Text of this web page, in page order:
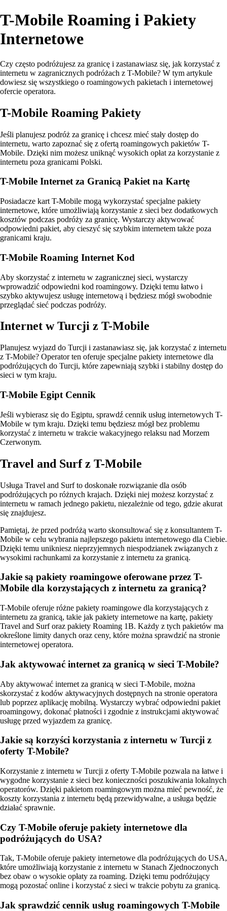
T-Mobile Roaming i Pakiety
Internetowe
Czy często podróżujesz za granicę i zastanawiasz się, jak korzystać z
internetu w zagranicznych podróżach z T-Mobile? W tym artykule
dowiesz się wszystkiego o roamingowych pakietach i internetowej
ofercie operatora.
T-Mobile Roaming Pakiety
Jeśli planujesz podróż za granicę i chcesz mieć stały dostęp do
internetu, warto zapoznać się z ofertą roamingowych pakietów T-
Mobile. Dzięki nim możesz uniknąć wysokich opłat za korzystanie z
internetu poza granicami Polski.
T-Mobile Internet za Granicą Pakiet na Kartę
Posiadacze kart T-Mobile mogą wykorzystać specjalne pakiety
internetowe, które umożliwiają korzystanie z sieci bez dodatkowych
kosztów podczas podróży za granicę. Wystarczy aktywować
odpowiedni pakiet, aby cieszyć się szybkim internetem także poza
granicami kraju.
T-Mobile Roaming Internet Kod
Aby skorzystać z internetu w zagranicznej sieci, wystarczy
wprowadzić odpowiedni kod roamingowy. Dzięki temu łatwo i
szybko aktywujesz usługę internetową i będziesz mógł swobodnie
przeglądać sieć podczas podróży.
Internet w Turcji z T-Mobile
Planujesz wyjazd do Turcji i zastanawiasz się, jak korzystać z internetu
z T-Mobile? Operator ten oferuje specjalne pakiety internetowe dla
podróżujących do Turcji, które zapewniają szybki i stabilny dostęp do
sieci w tym kraju.
T-Mobile Egipt Cennik
Jeśli wybierasz się do Egiptu, sprawdź cennik usług internetowych T-
Mobile w tym kraju. Dzięki temu będziesz mógł bez problemu
korzystać z internetu w trakcie wakacyjnego relaksu nad Morzem
Czerwonym.
Travel and Surf z T-Mobile
Usługa Travel and Surf to doskonałe rozwiązanie dla osób
podróżujących po różnych krajach. Dzięki niej możesz korzystać z
internetu w ramach jednego pakietu, niezależnie od tego, gdzie akurat
się znajdujesz.
Pamiętaj, że przed podróżą warto skonsultować się z konsultantem T-
Mobile w celu wybrania najlepszego pakietu internetowego dla Ciebie.
Dzięki temu unikniesz nieprzyjemnych niespodzianek związanych z
wysokimi rachunkami za korzystanie z internetu za granicą.
Jakie są pakiety roamingowe oferowane przez T-
Mobile dla korzystających z internetu za granicą?
T-Mobile oferuje różne pakiety roamingowe dla korzystających z
internetu za granicą, takie jak pakiety internetowe na kartę, pakiety
Travel and Surf oraz pakiety Roaming 1B. Każdy z tych pakietów ma
określone limity danych oraz ceny, które można sprawdzić na stronie
internetowej operatora.
Jak aktywować internet za granicą w sieci T-Mobile?
Aby aktywować internet za granicą w sieci T-Mobile, można
skorzystać z kodów aktywacyjnych dostępnych na stronie operatora
lub poprzez aplikację mobilną. Wystarczy wybrać odpowiedni pakiet
roamingowy, dokonać płatności i zgodnie z instrukcjami aktywować
usługę przed wyjazdem za granicę.
Jakie są korzyści korzystania z internetu w Turcji z
oferty T-Mobile?
Korzystanie z internetu w Turcji z oferty T-Mobile pozwala na łatwe i
wygodne korzystanie z sieci bez konieczności poszukiwania lokalnych
operatorów. Dzięki pakietom roamingowym można mieć pewność, że
koszty korzystania z internetu będą przewidywalne, a usługa będzie
działać sprawnie.
Czy T-Mobile oferuje pakiety internetowe dla
podróżujących do USA?
Tak, T-Mobile oferuje pakiety internetowe dla podróżujących do USA,
które umożliwiają korzystanie z internetu w Stanach Zjednoczonych
bez obaw o wysokie opłaty za roaming. Dzięki temu podróżujący
mogą pozostać online i korzystać z sieci w trakcie pobytu za granicą.
Jak sprawdzić cennik usług roamingowych T-Mobile